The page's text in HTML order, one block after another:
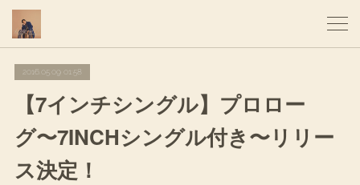
2016.05.09 01:58
【7インチシングル】プロロー
グ〜7INCHシングル付き〜リリー
ス決定！